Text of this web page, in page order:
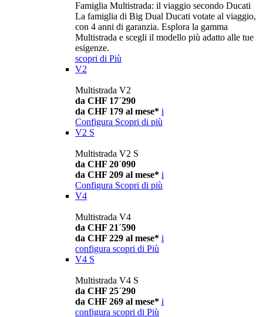
Famiglia Multistrada: il viaggio secondo Ducati
La famiglia di Big Dual Ducati votate al viaggio,
con 4 anni di garanzia. Esplora la gamma
Multistrada e scegli il modello più adatto alle tue
esigenze.
scopri di Più
V2
Multistrada V2
da CHF 17´290
da CHF 179 al mese* i
Configura Scopri di più
V2 S
Multistrada V2 S
da CHF 20´090
da CHF 209 al mese* i
Configura Scopri di più
V4
Multistrada V4
da CHF 21´590
da CHF 229 al mese* i
configura scopri di Più
V4 S
Multistrada V4 S
da CHF 25´290
da CHF 269 al mese* i
configura scopri di Più